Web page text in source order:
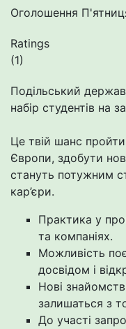
Оголошення
Ratings
(1)
Подільський
набір студентів на
Це твій шанс
Європи, здобути
стануть потужним
кар’єри.
Практика у
та компаніях.
Можливість
досвідом і
Нові
залишаться з
До участі